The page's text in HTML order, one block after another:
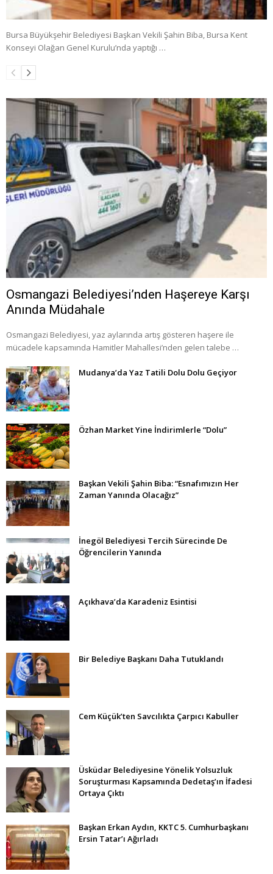
Bursa Büyükşehir Belediyesi Başkan Vekili Şahin Biba, Bursa Kent
Konseyi Olağan Genel Kurulu’nda yaptığı …
Osmangazi Belediyesi’nden Haşereye Karşı
Anında Müdahale
Osmangazi Belediyesi, yaz aylarında artış gösteren haşere ile
mücadele kapsamında Hamitler Mahallesi’nden gelen talebe …
Mudanya’da Yaz Tatili Dolu Dolu Geçiyor
Özhan Market Yine İndirimlerle “Dolu”
Başkan Vekili Şahin Biba: “Esnafımızın Her
Zaman Yanında Olacağız”
İnegöl Belediyesi Tercih Sürecinde De
Öğrencilerin Yanında
Açıkhava’da Karadeniz Esintisi
Bir Belediye Başkanı Daha Tutuklandı
Cem Küçük’ten Savcılıkta Çarpıcı Kabuller
Üsküdar Belediyesine Yönelik Yolsuzluk
Soruşturması Kapsamında Dedetaş’ın İfadesi
Ortaya Çıktı
Başkan Erkan Aydın, KKTC 5. Cumhurbaşkanı
Ersin Tatar’ı Ağırladı